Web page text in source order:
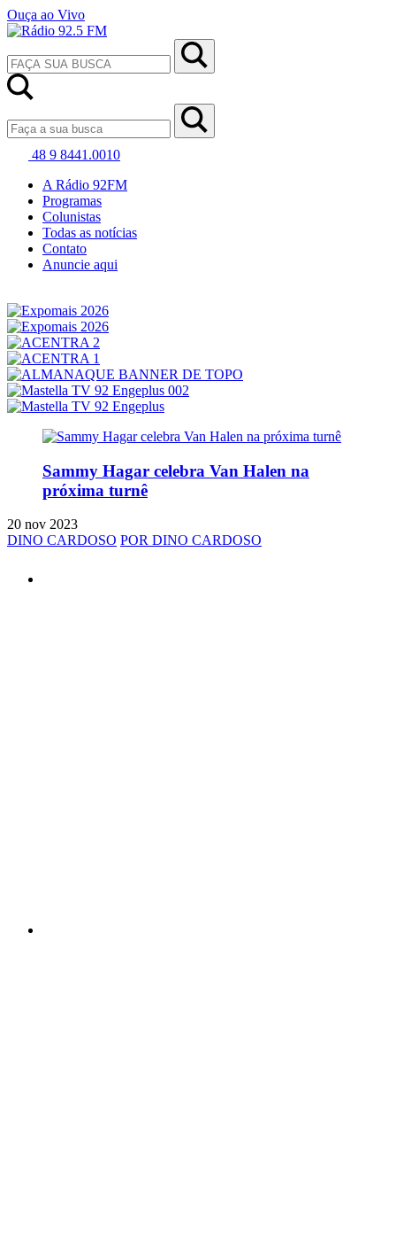
Ouça ao Vivo
48 9 8441.0010
A Rádio 92FM
Programas
Colunistas
Todas as notícias
Contato
Anuncie aqui
Sammy Hagar celebra Van Halen na
próxima turnê
20 nov 2023
DINO CARDOSO POR DINO CARDOSO